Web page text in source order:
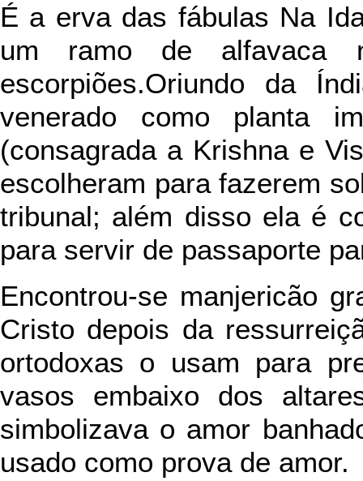
É a erva das fábulas Na
um ramo de alfavaca
escorpiões.Oriundo da
venerado como planta
(consagrada a Krishna e
escolheram para fazerem
tribunal; além disso ela é
para servir de passaporte
Encontrou-se manjericão
Cristo depois da
ortodoxas o usam para
vasos embaixo dos
simbolizava o amor
usado como prova de amor.